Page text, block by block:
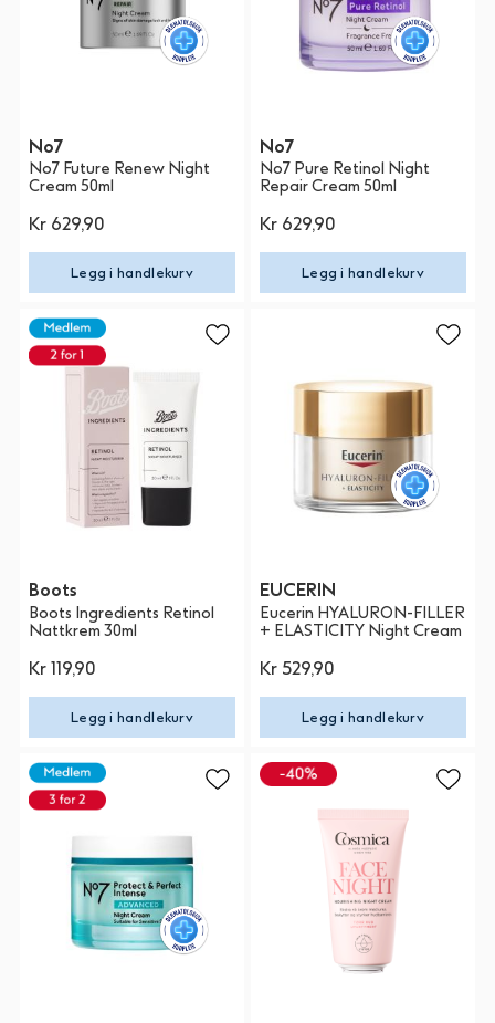
No7
No7 Future Renew Night
Cream 50ml
Kr 629,90
Legg i handlekurv
No7
No7 Pure Retinol Night
Repair Cream 50ml
Kr 629,90
Legg i handlekurv
Boots
Boots Ingredients Retinol
Nattkrem 30ml
Kr 119,90
Legg i handlekurv
EUCERIN
Eucerin HYALURON-FILLER
+ ELASTICITY Night Cream
Kr 529,90
Legg i handlekurv